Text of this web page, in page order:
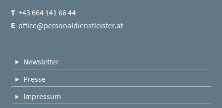
T+43 664 141 66 44
E office@personaldienstleister.at
Newsletter
Presse
Impressum